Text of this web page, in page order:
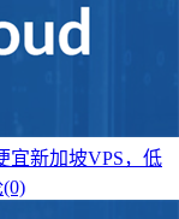
宜新加坡VPS，低